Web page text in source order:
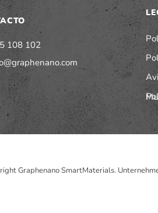
108 102
Graphenano SmartMaterials.